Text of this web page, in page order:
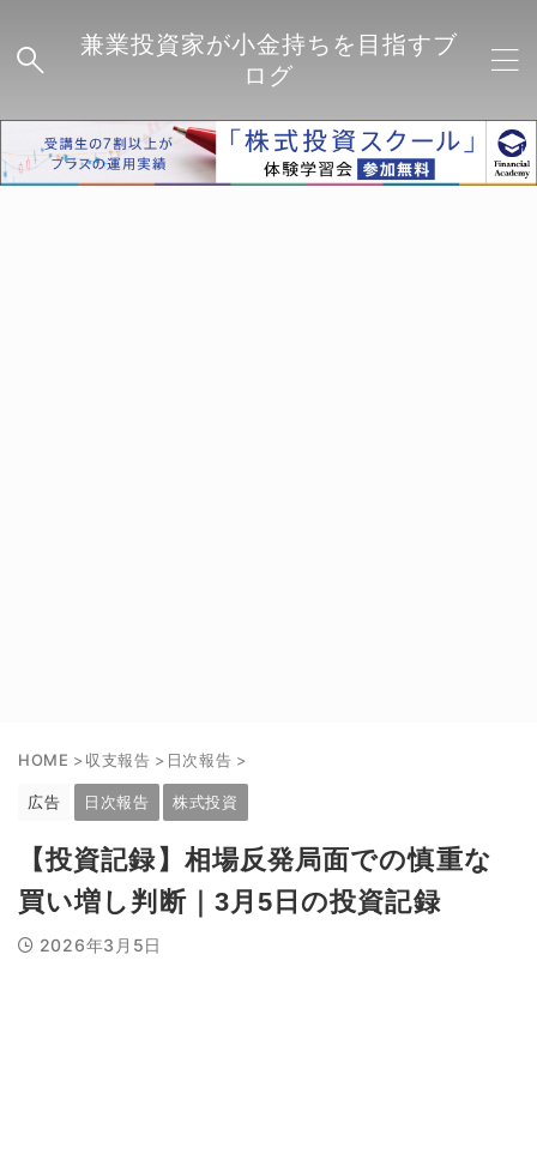
兼業投資家が小金持ちを目指すブ
ログ
HOME >収支報告 > 日次報告 >
広告 日次報告 株式投資
【投資記録】相場反発局面での慎重な
買い増し判断｜3月5日の投資記録
2026年3月5日